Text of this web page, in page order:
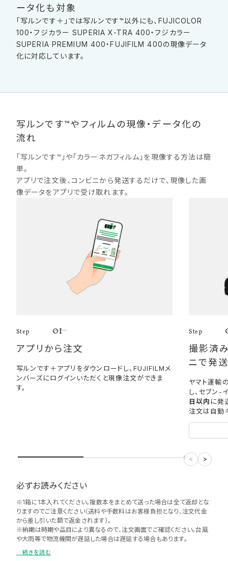
ータ化も対象
「写ルンです＋」では写ルンです™以外にも、FUJICOLOR
100・フジカラー SUPERIA X-TRA 400・フジカラー
SUPERIA PREMIUM 400・FUJIFILM 400の現像データ
化に対応しています。
写ルンです™やフィルムの現像・データ化の
流れ
「写ルンです™」や「カラーネガフィルム」を現像する方法は簡
単。
アプリで注文後、コンビニから発送するだけで、現像した画
像データをアプリで受け取れます。
Step 01
アプリから注文
写ルンです＋アプリをダウンロードし、FUJIFILMメ
ンバーズにログインいただくと現像注文ができま
す。
Step
撮影済
ニで発
ヤマト運輸
し、セブン-
日以内 に発
注文は自動
必ずお読みください
※1箱に1本入れてください。複数本をまとめて送った場合は全て返却とな
りますのでご注意ください（送料や手数料はお客様負担となり、注文代金
から差し引いた額で返金されます）。
※納期は時期や品目により異なるので、注文画面でご確認ください​。台風
や大雨等で物流機関が遅延した場合は遅延する場合もあります。
※画像データは330万画素相当(1535pixel × 2211pixel)/JPEGです。写
真プリント2L(127mm × 178mm)相当まで問題ない解像度です。​
...続きを読む